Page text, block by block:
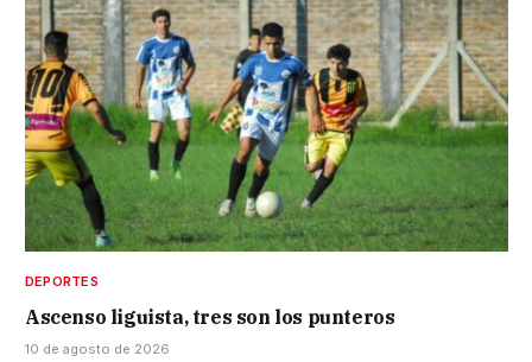
DEPORTES
Ascenso liguista, tres son los punteros
10 de agosto de 2026